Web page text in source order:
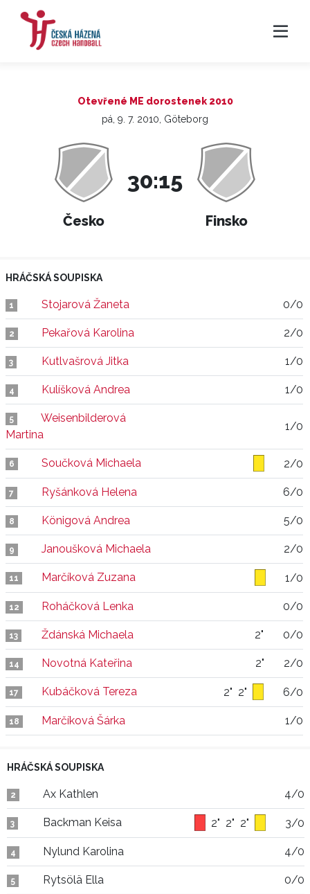
Otevřené ME dorostenek 2010
pá, 9. 7. 2010, Göteborg
Česko
30:15
Finsko
HRÁČSKÁ SOUPISKA
1 Stojarová Žaneta 0/0
2 Pekařová Karolina 2/0
3 Kutlvašrová Jitka 1/0
4 Kulíšková Andrea 1/0
5
Weisenbilderová
Martina
1/0
6 Součková Michaela 2/0
7 Ryšánková Helena 6/0
8 Königová Andrea 5/0
9 Janoušková Michaela 2/0
11 Marčíková Zuzana 1/0
12 Roháčková Lenka 0/0
13 Ždánská Michaela 2" 0/0
14 Novotná Kateřina 2" 2/0
17 Kubáčková Tereza 2" 2" 6/0
18 Marčíková Šárka 1/0
HRÁČSKÁ SOUPISKA
2 Ax Kathlen 4/0
3 Backman Keisa 2" 2" 2" 3/0
4 Nylund Karolina 4/0
5 Rytsölä Ella 0/0